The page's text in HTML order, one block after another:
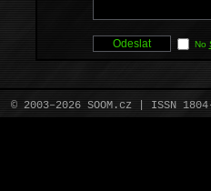
No
© 2003–2026 SOOM.cz | ISSN